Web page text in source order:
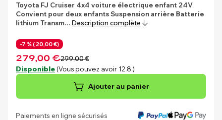
Toyota FJ Cruiser 4x4 voiture électrique enfant 24V
Convient pour deux enfantsSuspension arrière Batterie
lithium Transm… Description complète
-7 % ( 20,00 €)
279,00 €299,00 €
Disponible (Vous pouvez avoir 12.8.)
Ajouter au panier
Paiements en ligne sécurisés